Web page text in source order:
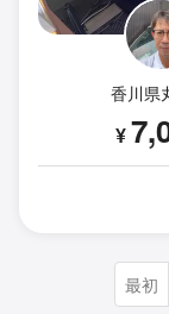
香川県
¥
最初